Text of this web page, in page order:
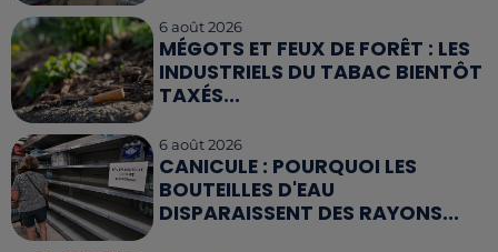
6 août 2026
MÉGOTS ET FEUX DE FORÊT : LES
INDUSTRIELS DU TABAC BIENTÔT
TAXÉS...
6 août 2026
CANICULE : POURQUOI LES
BOUTEILLES D'EAU
DISPARAISSENT DES RAYONS...